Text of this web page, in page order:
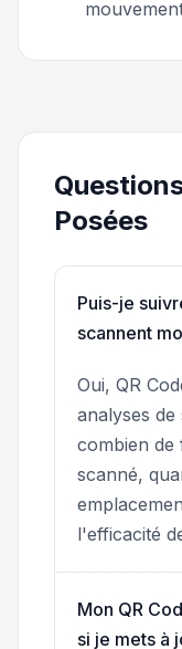
Posées
Puis-je
scannent
Oui, QR
analyses
combien de
scanné,
l'efficacité
Mon QR
si je mets à